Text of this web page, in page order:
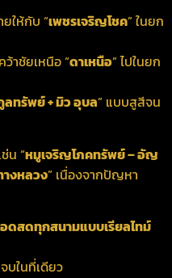
ให้กับ “เพชรเจริญโชค” ในยก
ว้าชัยเหนือ “ดาเหนือ” ไปในยก
ลทรัพย์ + มิว อุบล” แบบสูสีจน
น “หมูเจริญโภคทรัพย์ – อัญ
งหลวง” เนื่องจากปัญหา
ดสดทุกสนามแบบเรียลไทม์
บในที่เดียว